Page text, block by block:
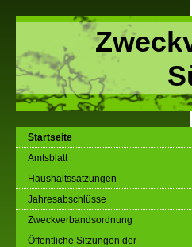
Startseite
Amtsblatt
Haushaltssatzungen
Jahresabschlüsse
Zweckverbandsordnung
Öffentliche Sitzungen der